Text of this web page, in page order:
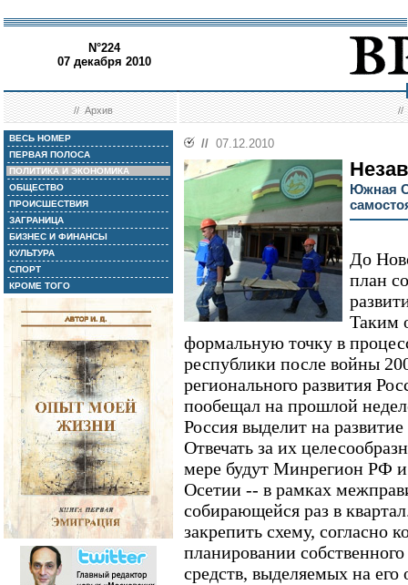
N°224
07 декабря 2010
//Архив //
ВЕСЬ НОМЕР
ПЕРВАЯ ПОЛОСА
ПОЛИТИКА И ЭКОНОМИКА
ОБЩЕСТВО
ПРОИСШЕСТВИЯ
ЗАГРАНИЦА
БИЗНЕС И ФИНАНСЫ
КУЛЬТУРА
СПОРТ
КРОМЕ ТОГО
// 07.12.2010
Южная
До
план
Таким
формальную точку в
республики после войны
регионального развития
пообещал на прошлой
Россия выделит на
Отвечать за их
мере будут Минрегион РФ
Осетии -- в рамках
собирающейся раз в
закрепить схему, согласно
планировании
средств, выделяемых на его